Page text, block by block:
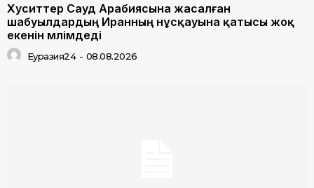
Хуситтер Сауд Арабиясына жасалған
шабуылдардың Иранның нұсқауына қатысы жоқ
екенін мәлімдеді
Еуразия24 - 08.08.2026